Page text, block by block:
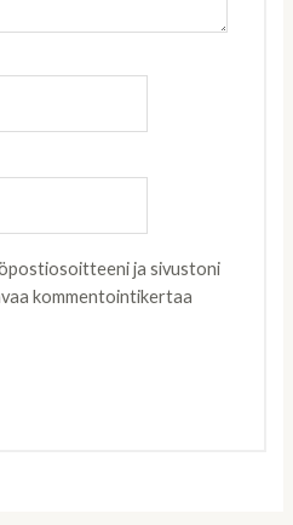
ja sivustoni
kommentointikertaa